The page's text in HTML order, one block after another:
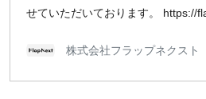
せていただいております。 https://
株式会社フラップネクスト